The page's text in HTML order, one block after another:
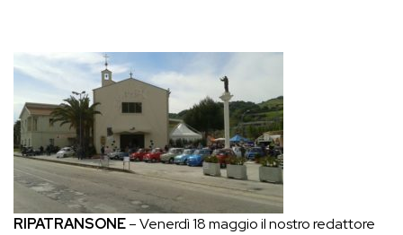
RIPATRANSONE– Venerdì 18 maggio il nostro redattore